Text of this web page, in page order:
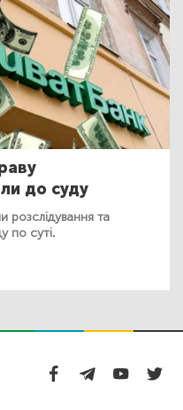
до суду
розслідування та
по суті.